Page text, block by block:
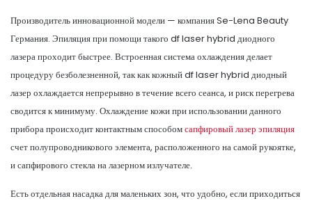
Производитель инновационной модели — компания Se-Lena Beauty
Германия. Эпиляция при помощи такого df laser hybrid диодного
лазера проходит быстрее. Встроенная система охлаждения делает
процедуру безболезненной, так как кожный df laser hybrid диодный
лазер охлаждается непрерывно в течение всего сеанса, и риск перегрева
сводится к минимуму. Охлаждение кожи при использовании данного
прибора происходит контактным способомсапфировый лазер эпиляция
счет полупроводникового элемента, расположенного на самой рукоятке,
и сапфирового стекла на лазерном излучателе.
Есть отдельная насадка для маленьких зон, что удобно, если приходиться